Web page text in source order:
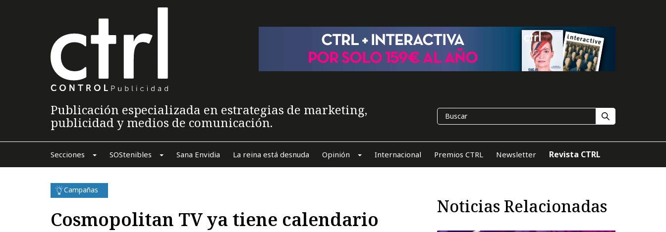
Publicación especializada en estrategias de marketing,
publicidad y medios de comunicación.
Secciones SOStenibles Sana Envidia La reina está desnuda Opinión Internacional Premios CTRL Newsletter Revista CTRL
Campañas
Cosmopolitan TV ya tiene calendario
Noticias Relacionadas